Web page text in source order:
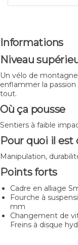
Informations
Niveau
Un vélo de
enflammer la
tout.
Où ça pousse
Sentiers à faible
Pour quoi il
Manipulation,
Points forts
Cadre en alliage
Fourche à
mm
Changement de
Freins à disque